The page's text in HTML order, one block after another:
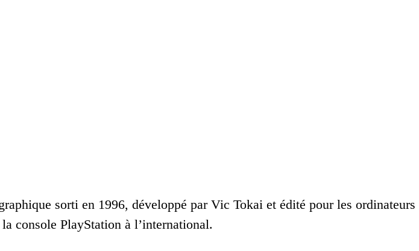
sorti en 1996, développé par Vic Tokai et édité pour les ordinateurs
console PlayStation à l’international.